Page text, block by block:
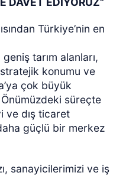
Türkiye’nin en
tarım alanları,
konumu ve
çok büyük
süreçte
ve dış ticaret
güçlü bir merkez
sanayicilerimizi ve iş